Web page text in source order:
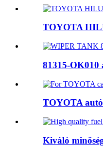
TOYOTA
81315-
TOYOTA
Kiváló